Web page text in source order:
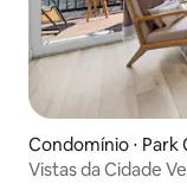
Condomínio ⋅ Park
Vistas da Cidade